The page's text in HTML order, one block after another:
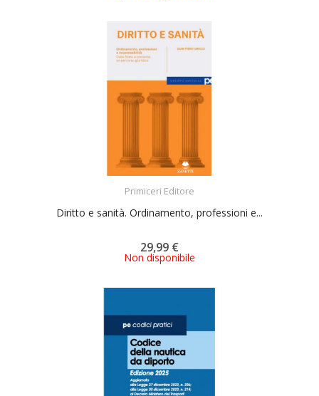
Primiceri Editore
Diritto e sanità. Ordinamento, professioni e...
29,99 €
Non disponibile